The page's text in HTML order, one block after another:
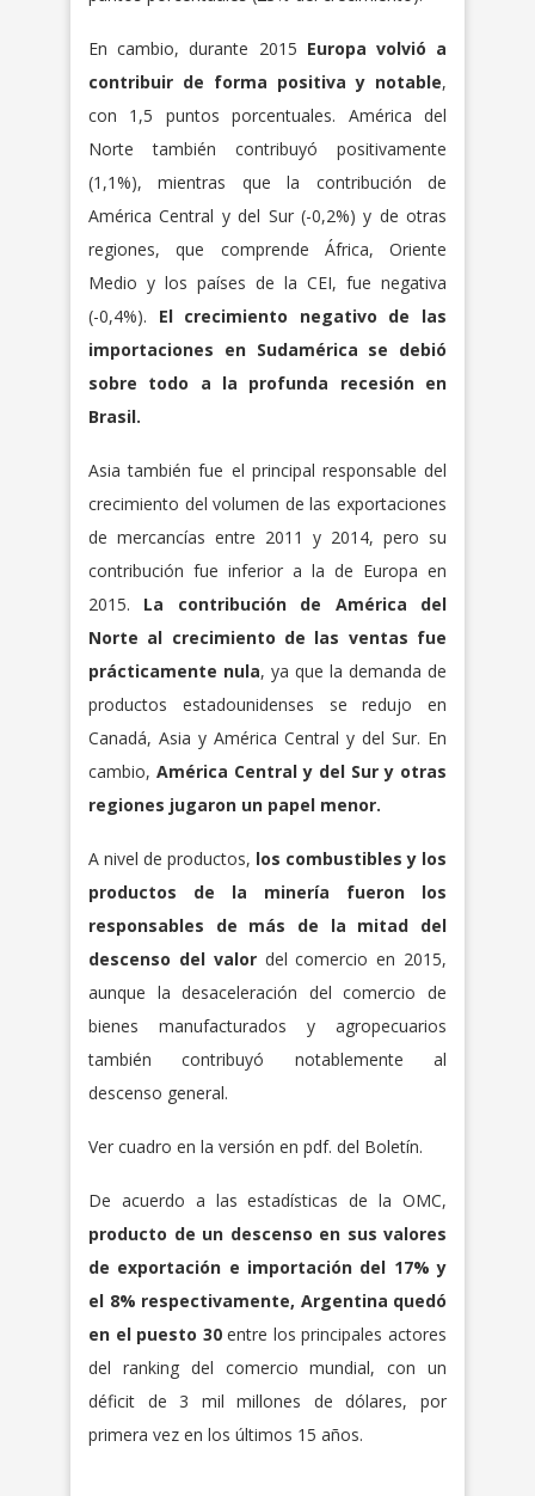
En cambio, durante 2015 Europa volvió a
contribuir de forma positiva y notable,
con 1,5 puntos porcentuales. América del
Norte también contribuyó positivamente
(1,1%), mientras que la contribución de
América Central y del Sur (-0,2%) y de otras
regiones, que comprende África, Oriente
Medio y los países de la CEI, fue negativa
(-0,4%). El crecimiento negativo de las
importaciones en Sudamérica se debió
sobre todo a la profunda recesión en
Brasil.
Asia también fue el principal responsable del
crecimiento del volumen de las exportaciones
de mercancías entre 2011 y 2014, pero su
contribución fue inferior a la de Europa en
2015. La contribución de América del
Norte al crecimiento de las ventas fue
prácticamente nula, ya que la demanda de
productos estadounidenses se redujo en
Canadá, Asia y América Central y del Sur. En
cambio, América Central y del Sur y otras
regiones jugaron un papel menor.
A nivel de productos, los combustibles y los
productos de la minería fueron los
responsables de más de la mitad del
descenso del valordel comercio en 2015,
aunque la desaceleración del comercio de
bienes manufacturados y agropecuarios
también contribuyó notablemente al
descenso general.
Ver cuadro en la versión en pdf. del Boletín.
De acuerdo a las estadísticas de la OMC,
producto de un descenso en sus valores
de exportación e importación del 17% y
el 8% respectivamente, Argentina quedó
en el puesto 30entre los principales actores
del ranking del comercio mundial, con un
déficit de 3 mil millones de dólares, por
primera vez en los últimos 15 años.